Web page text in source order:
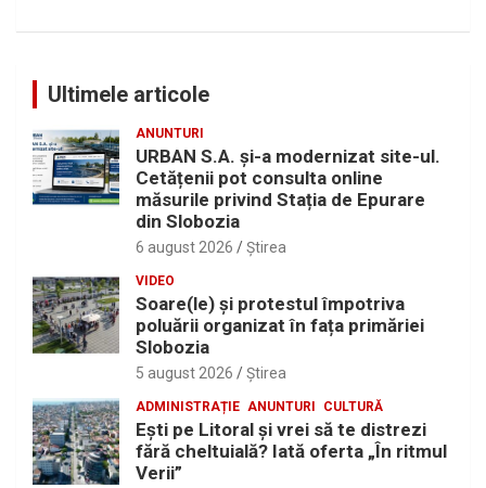
Ultimele articole
ANUNTURI
URBAN S.A. și-a modernizat site-ul.
Cetățenii pot consulta online
măsurile privind Stația de Epurare
din Slobozia
6 august 2026 Ştirea
VIDEO
Soare(le) și protestul împotriva
poluării organizat în fața primăriei
Slobozia
5 august 2026 Ştirea
ADMINISTRAȚIE ANUNTURI CULTURĂ
Eşti pe Litoral şi vrei să te distrezi
fără cheltuială? Iată oferta „În ritmul
Verii”